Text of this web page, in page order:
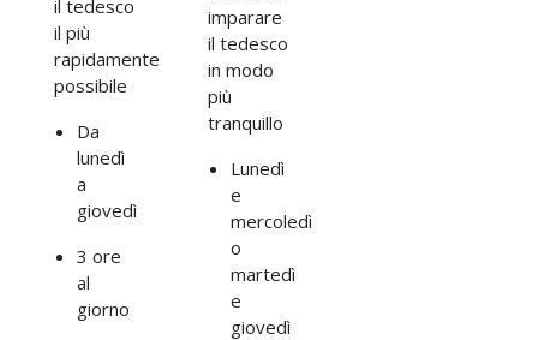
il tedesco
il più
rapidamente
possibile
Da
lunedì
a
giovedì
3 ore
al
giorno
imparare
il tedesco
in modo
più
tranquillo
Lunedì
e
mercoledì
o
martedì
e
giovedì